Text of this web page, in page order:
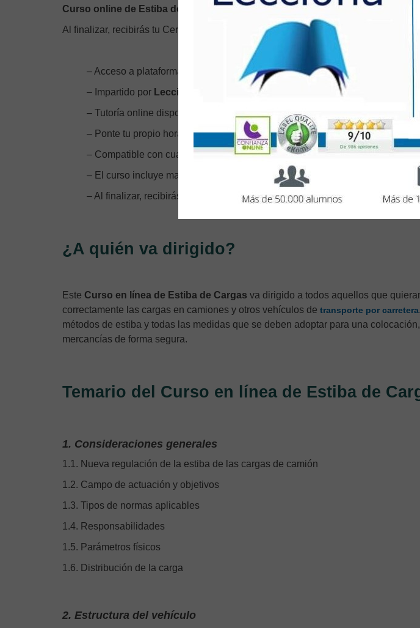
Curso online de Estiba de Cargas, de 10 horas de duración.
Al finalizar, recibirás tu Certificado Acreditativo.
– Acceso a plataforma de teleformación durante 24 horas al día, 7 días a la
– Impartido por Lecciona México.
– Tutoría online disponible durante la realización del curso.
– Ponte tu propio horario, ya que el curso es online.
– Compatible con cualquier sistema operativo y dispositivo móvil.
– El curso incluye manual en pdf, ejemplos, ejercicios y cuestionarios.
– Al finalizar, recibirás tu Certificación Acreditativa verificable en:
¿A quién va dirigido?
Este Curso en línea de Estiba de Cargas va dirigido a todos aquellos que
correctamente las cargas en camiones y otros vehículos de transporte por carretera
métodos de estiba y todas las medidas que se deben adoptar para una
mercancías de forma segura.
Temario del Curso en línea de Estiba de
1. Consideraciones generales
1.1. Nueva regulación de la estiba de las cargas de camión
1.2. Campo de actuación y objetivos
1.3. Tipos de normas aplicables
1.4. Responsabilidades
1.5. Parámetros físicos
1.6. Distribución de la carga
2. Estructura del vehículo